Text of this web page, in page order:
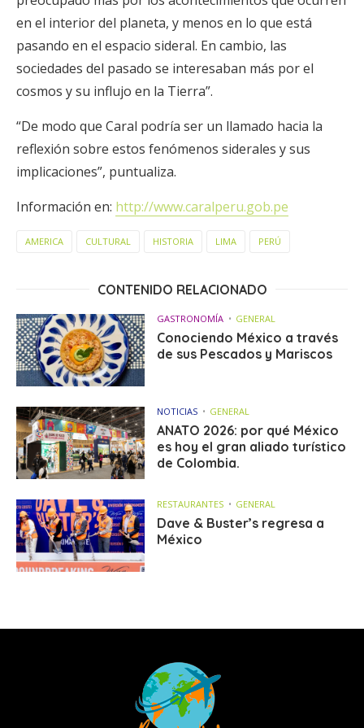
en el interior del planeta, y menos en lo que está
pasando en el espacio sideral. En cambio, las
sociedades del pasado se interesaban más por el
cosmos y su influjo en la Tierra”.
“De modo que Caral podría ser un llamado hacia la
reflexión sobre estos fenómenos siderales y sus
implicaciones”, puntualiza.
Información en: http://www.caralperu.gob.pe
AMERICA CULTURAL HISTORIA LIMA PERÚ
CONTENIDO RELACIONADO
GASTRONOMÍA GENERAL
Conociendo México a través
de sus Pescados y Mariscos
NOTICIAS GENERAL
ANATO 2026: por qué México
es hoy el gran aliado turístico
de Colombia.
RESTAURANTES GENERAL
Dave & Buster’s regresa a
México